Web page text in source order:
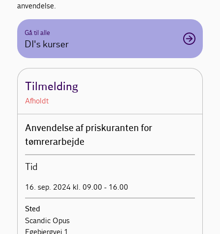
anvendelse.
Gå til alle
DI's kurser
Tilmelding
Afholdt
Anvendelse af priskuranten for
tømrerarbejde
Tid
16. sep. 2024 kl. 09.00 - 16.00
Sted
Scandic Opus
Egebjergvej 1